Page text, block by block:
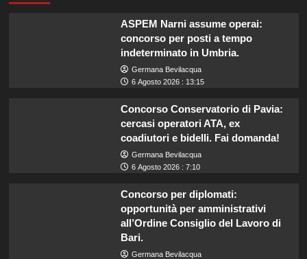
ASPEM Narni assume operai:
concorso per posti a tempo
indeterminato in Umbria.
Germana Bevilacqua
6 Agosto 2026 : 13:15
Concorso Conservatorio di Pavia:
cercasi operatori ATA, ex
coadiutori e bidelli. Fai domanda!
Germana Bevilacqua
6 Agosto 2026 : 7:10
Concorso per diplomati:
opportunità per amministrativi
all’Ordine Consiglio del Lavoro di
Bari.
Germana Bevilacqua